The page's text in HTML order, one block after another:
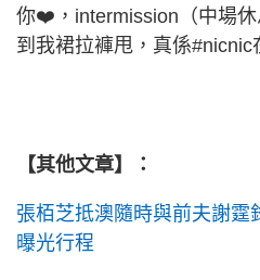
你❤️，intermission（中場休
到我裙拉褲甩，真係#nicnic
【其他文章】：
張栢芝抵澳隨時與前夫謝霆
曝光行程